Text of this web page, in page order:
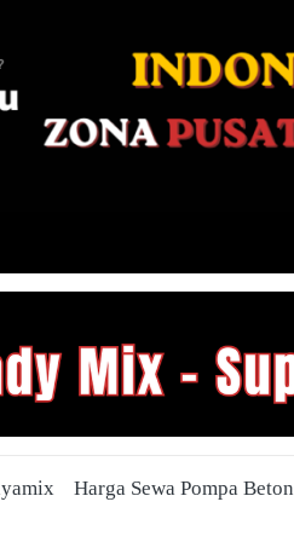
Harga Sewa Pompa Beton